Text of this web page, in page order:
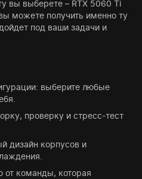
вы выберете – RTX 5060 Ti
можете получить именно ту
под ваши задачи и
выберите любые
проверку и стресс-тест
дизайн корпусов и
от команды, которая